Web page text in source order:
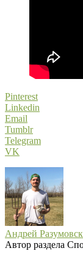
Pinterest
Linkedin
Email
Tumblr
Telegram
VK
Андрей
Автор раздела